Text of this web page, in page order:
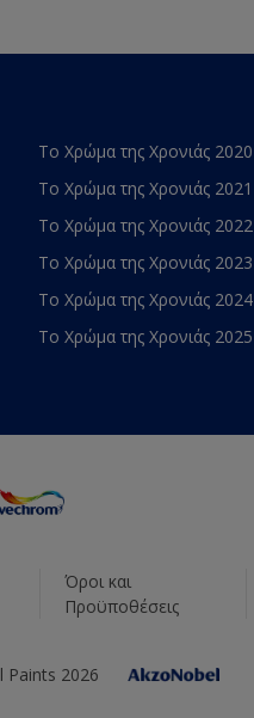
Το Χρώμα της Χρονιάς 2020
Το Χρώμα της Χρονιάς 2021
Το Χρώμα της Χρονιάς 2022
Το Χρώμα της Χρονιάς 2023
Το Χρώμα της Χρονιάς 2024
Το Χρώμα της Χρονιάς 2025
Όροι και
Προϋποθέσεις
2026